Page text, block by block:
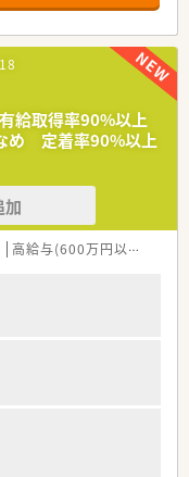
セスに大変優れます。
日約100枚応需します。
も完備された店舗です。
り組める方を募りま
極的な増員募集です。
挑みたい方を歓迎しま
して長く働けます。
へ貢献する企業です。
度と極めて少なめで
トも充実できます。
給取得率90%以上
め 定着率90%以上
加
高給与(600万円以上)